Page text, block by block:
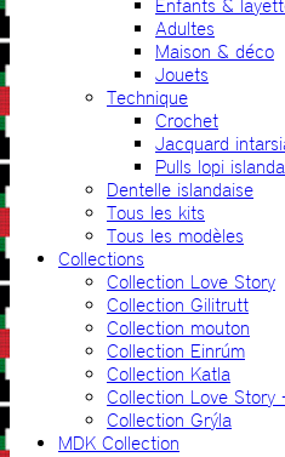
Enfants &
Adultes
Maison & déco
Jouets
Technique
Crochet
Jacquard
Pulls lopi
Dentelle islandaise
Tous les kits
Tous les modèles
Collections
Collection Love Story
Collection Gilitrutt
Collection mouton
Collection Einrúm
Collection Katla
Collection Love Story
Collection Grýla
MDK Collection